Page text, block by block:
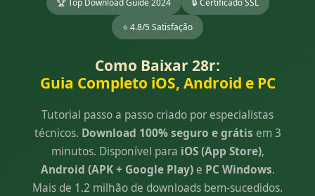
⭐ 4.8/5 Satisfação
Como Baixar 28r:
Guia Completo iOS, Android e PC
Tutorial passo a passo criado por especialistas
técnicos. Download 100% seguro e grátis em 3
minutos. Disponível para iOS (App Store),
Android (APK + Google Play)e PC Windows.
Mais de 1.2 milhão de downloads bem-sucedidos.